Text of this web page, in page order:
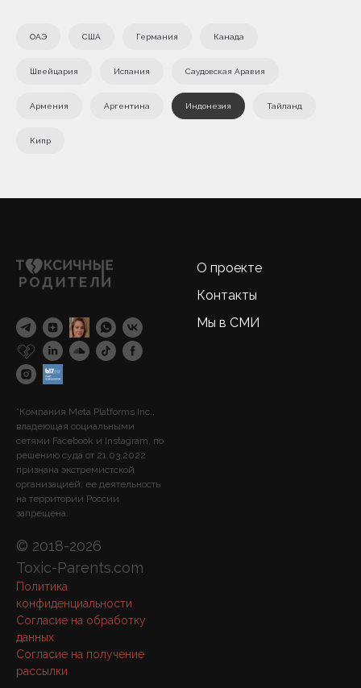
ОАЭ США Германия Канада
Швейцария Испания Саудовская Аравия
Армения Аргентина Индонезия Тайланд
Кипр
*Компания Meta Platforms Inc.,
владеющая социальными
сетями Facebook и Instagram, по
решению суда от 21.03.2022
признана экстремистской
организацией, ее деятельность
на территории России
запрещена.
© 2018-2026
Toxic-Parents.com
Политика
конфиденциальности
Согласие на обработку
данных
Согласие на получение
рассылки
О проекте
Контакты
Мы в СМИ